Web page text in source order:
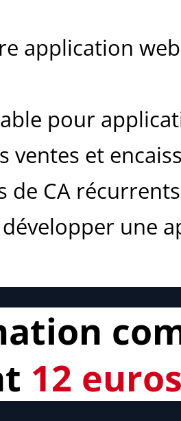
application
pour
ventes et
de CA
une
12 euros